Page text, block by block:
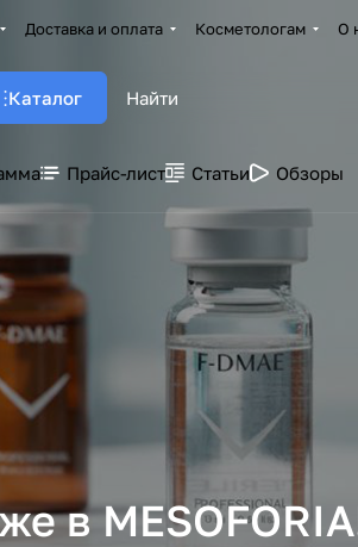
Доставка и оплата Косметологам О
Каталог
Прайс-лист Статьи Обзоры
в